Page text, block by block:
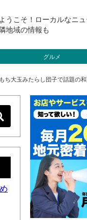
こそ！ローカルなニ
地域の情報も
グルメ
ち大玉みたらし団子で話題の